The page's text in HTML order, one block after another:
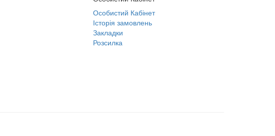
Особистий Кабінет
Історія замовлень
Закладки
Розсилка